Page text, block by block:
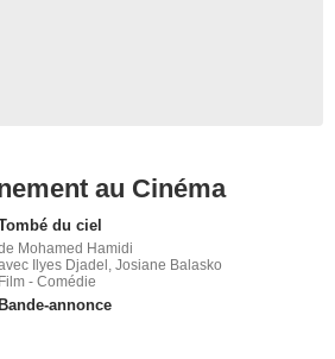
au Cinéma
du ciel
Mohamed Hamidi
Ilyes Djadel, Josiane Balasko
Film - Comédie
annonce